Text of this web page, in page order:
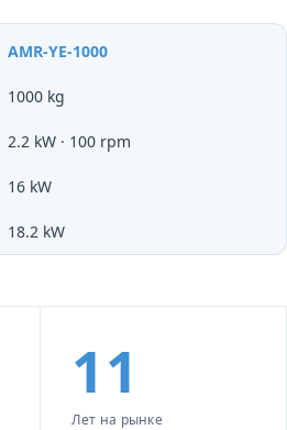
AMR-YE-1000
1000 kg
2.2 kW · 100 rpm
16 kW
18.2 kW
11
Лет на рынке